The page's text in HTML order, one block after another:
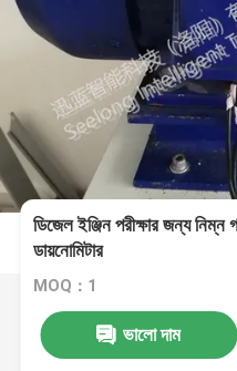
ডিজেল ইঞ্জিন পরীক্ষার জন্য
ডায়নোমিটার
MOQ：1
ভালো দাম